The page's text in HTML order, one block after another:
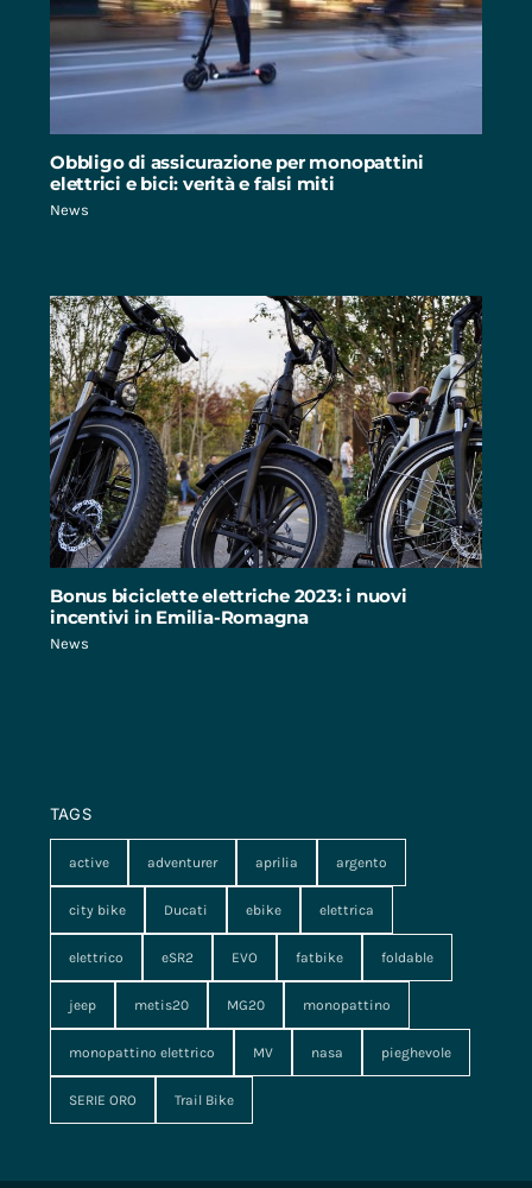
Obbligo di assicurazione per monopattini
elettrici e bici: verità e falsi miti
News
Bonus biciclette elettriche 2023: i nuovi
incentivi in Emilia-Romagna
News
TAGS
active adventurer aprilia argento
city bike Ducati ebike elettrica
elettrico eSR2 EVO fatbike foldable
jeep metis20 MG20 monopattino
monopattino elettrico MV nasa pieghevole
SERIE ORO Trail Bike